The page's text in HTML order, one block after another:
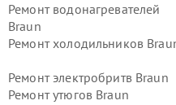
Ремонт водонагревателей
Braun
Ремонт холодильников
Ремонт электробритв Braun
Ремонт утюгов Braun